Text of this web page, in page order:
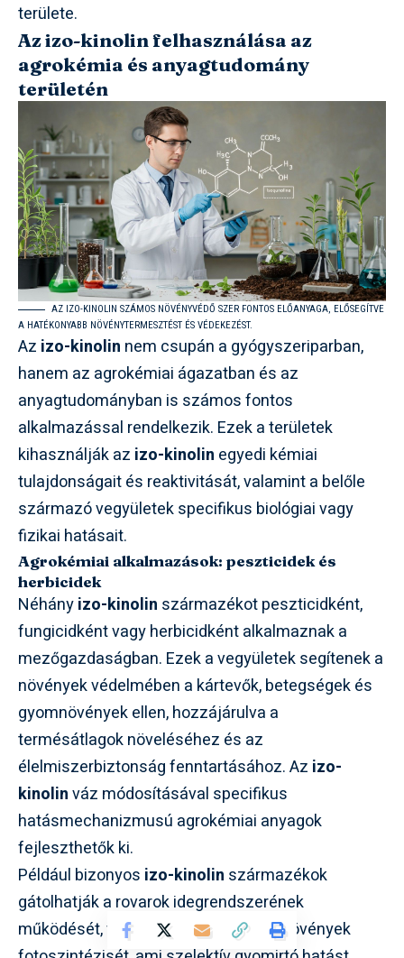
területe.
Az izo-kinolin felhasználása az
agrokémia és anyagtudomány
területén
AZ IZO-KINOLIN SZÁMOS NÖVÉNYVÉDŐ SZER FONTOS ELŐANYAGA, ELŐSEGÍTVE
A HATÉKONYABB NÖVÉNYTERMESZTÉST ÉS VÉDEKEZÉST.
Az izo-kinolin nem csupán a gyógyszeriparban,
hanem az agrokémiai ágazatban és az
anyagtudományban is számos fontos
alkalmazással rendelkezik. Ezek a területek
kihasználják az izo-kinolin egyedi kémiai
tulajdonságait és reaktivitását, valamint a belőle
származó vegyületek specifikus biológiai vagy
fizikai hatásait.
Agrokémiai alkalmazások: peszticidek és
herbicidek
Néhányizo-kinolin származékot peszticidként,
fungicidként vagy herbicidként alkalmaznak a
mezőgazdaságban. Ezek a vegyületek segítenek a
növények védelmében a kártevők, betegségek és
gyomnövények ellen, hozzájárulva a
termésátlagok növeléséhez és az
élelmiszerbiztonság fenntartásához. Az izo-
kinolinváz módosításával specifikus
hatásmechanizmusú agrokémiai anyagok
fejleszthetők ki.
Például bizonyos izo-kinolin származékok
gátolhatják a rovarok idegrendszerének
működését, vagy befolyásolhatják a növények